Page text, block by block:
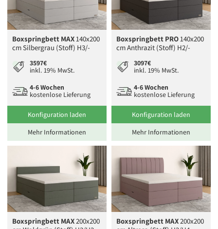
Boxspringbett MAX140x200
cm Silbergrau (Stoff) H3/-
3597€
inkl. 19% MwSt.
4-6 Wochen
kostenlose Lieferung
Konfiguration laden
Mehr Informationen
Boxspringbett PRO140x200
cm Anthrazit (Stoff) H2/-
3097€
inkl. 19% MwSt.
4-6 Wochen
kostenlose Lieferung
Konfiguration laden
Mehr Informationen
Boxspringbett MAX200x200
Boxspringbett MAX200x200